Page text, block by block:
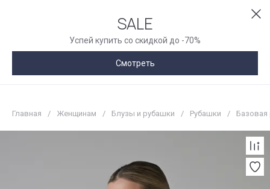
SALE
Успей купить со скидкой до -70%
Смотреть
Главная / Женщинам / Блузы и рубашки / Рубашки / Базовая